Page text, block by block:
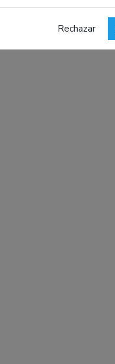
Rechazar